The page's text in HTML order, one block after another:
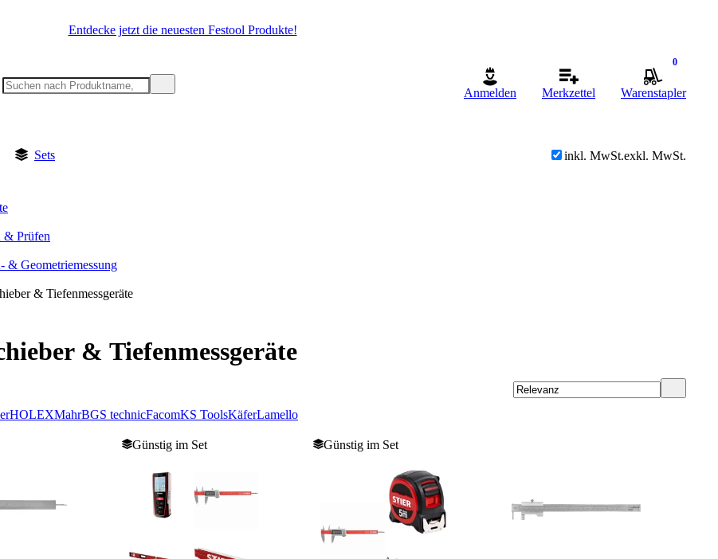
Entdecke jetzt die neuesten Festool Produkte!
Anmelden Merkzettel
0
Warenstapler
Sets inkl. MwSt.exkl. MwSt.
& Prüfen
& Geometriemessung
& Tiefenmessgeräte
& Tiefenmessgeräte
HOLEXMahrBGS technicFacomKS ToolsKäferLamello
Günstig im Set Günstig im Set